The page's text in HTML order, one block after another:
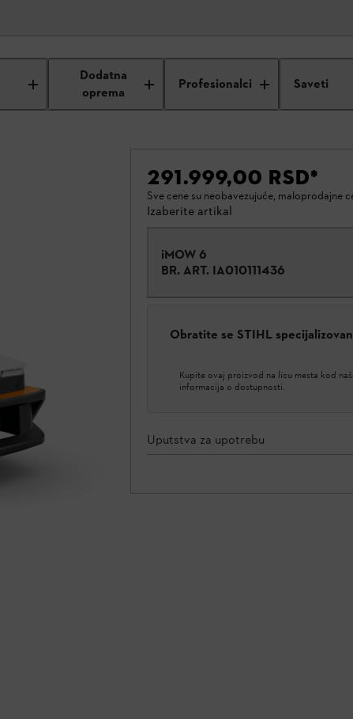
Dodatna
oprema
Profesionalci Saveti
291.999,00 RSD*
Sve cene su neobavezujuće, maloprodajne
Izaberite artikal
iMOW 6
BR. ART. IA010111436
Obratite se STIHL
Kupite ovaj proizvod na licu mesta kod
informacija o dostupnosti.
Uputstva za upotrebu